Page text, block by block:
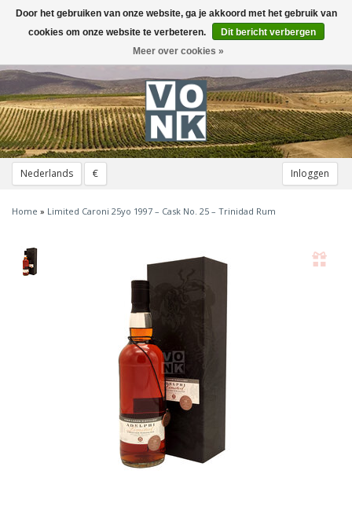
Nederlands € Inloggen
Toggle
navigation
Home » Limited Caroni 25yo 1997 – Cask No. 25 – Trinidad Rum
Door het gebruiken van onze website, ga je akkoord met het gebruik van
cookies om onze website te verbeteren.
Dit bericht verbergen
Meer over cookies »